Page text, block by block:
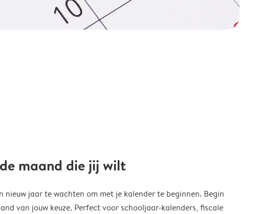
maand die jij wilt
nieuw jaar te wachten om met je kalender te beginnen. Begin
van jouw keuze. Perfect voor schooljaar-kalenders, fiscale